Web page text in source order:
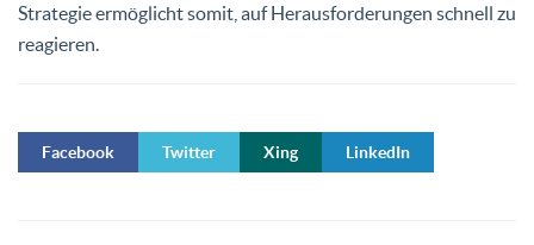
Strategie ermöglicht somit, auf Herausforderungen schnell zu
reagieren.
Facebook Twitter Xing LinkedIn